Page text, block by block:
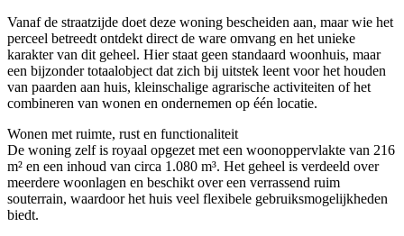
Vanaf de straatzijde doet deze woning bescheiden aan, maar wie het
perceel betreedt ontdekt direct de ware omvang en het unieke
karakter van dit geheel. Hier staat geen standaard woonhuis, maar
een bijzonder totaalobject dat zich bij uitstek leent voor het houden
van paarden aan huis, kleinschalige agrarische activiteiten of het
combineren van wonen en ondernemen op één locatie.
Wonen met ruimte, rust en functionaliteit
De woning zelf is royaal opgezet met een woonoppervlakte van 216
m² en een inhoud van circa 1.080 m³. Het geheel is verdeeld over
meerdere woonlagen en beschikt over een verrassend ruim
souterrain, waardoor het huis veel flexibele gebruiksmogelijkheden
biedt.